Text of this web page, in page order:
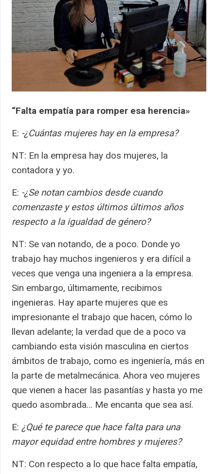
“Falta empatía para romper esa herencia»
E: -¿Cuántas mujeres hay en la empresa?
NT: En la empresa hay dos mujeres, la
contadora y yo.
E: -¿Se notan cambios desde cuando
comenzaste y estos últimos últimos años
respecto a la igualdad de género?
NT: Se van notando, de a poco. Donde yo
trabajo hay muchos ingenieros y era difícil a
veces que venga una ingeniera a la empresa.
Sin embargo, últimamente, recibimos
ingenieras. Hay aparte mujeres que es
impresionante el trabajo que hacen, cómo lo
llevan adelante; la verdad que de a poco va
cambiando esta visión masculina en ciertos
ámbitos de trabajo, como es ingeniería, más en
la parte de metalmecánica. Ahora veo mujeres
que vienen a hacer las pasantías y hasta yo me
quedo asombrada… Me encanta que sea así.
E: ¿Qué te parece que hace falta para una
mayor equidad entre hombres y mujeres?
NT: Con respecto a lo que hace falta empatía,